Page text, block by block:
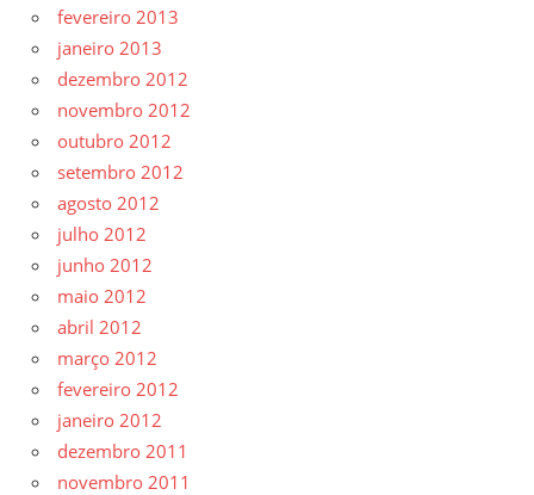
fevereiro 2013
janeiro 2013
dezembro 2012
novembro 2012
outubro 2012
setembro 2012
agosto 2012
julho 2012
junho 2012
maio 2012
abril 2012
março 2012
fevereiro 2012
janeiro 2012
dezembro 2011
novembro 2011